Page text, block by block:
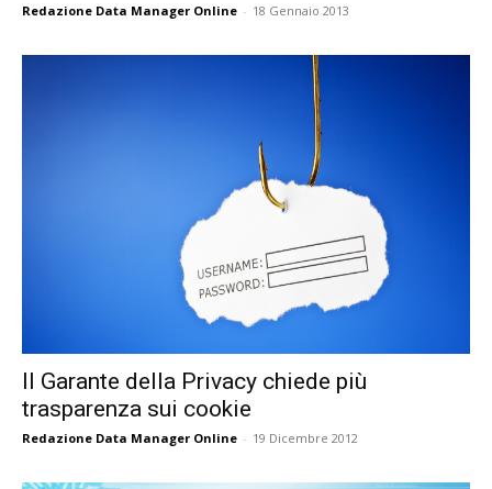
Redazione Data Manager Online - 18 Gennaio 2013
Il Garante della Privacy chiede più
trasparenza sui cookie
Redazione Data Manager Online - 19 Dicembre 2012